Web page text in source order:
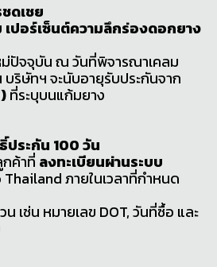
ดเชย
เปอร์เซ็นต์ความลึกร่องดอกยาง
ม่ปัจจุบัน ณ วันที่พิจารณาเคลม
ริษัทฯ จะนับอายุรับประกันจาก
ที่ระบุบนแก้มยาง
ประกัน 100 วัน
ค้าที่ ลงทะเบียนผ่านระบบ
ภายในเวลาที่กำหนด
เช่น หมายเลข DOT, วันที่ซื้อ และ